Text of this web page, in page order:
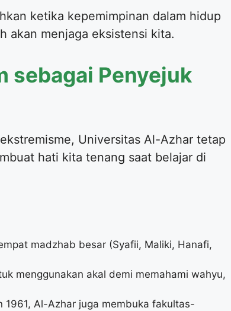
ketika kepemimpinan dalam hidup
akan menjaga eksistensi kita.
sebagai Penyejuk
Universitas Al-Azhar tetap
hati kita tenang saat belajar di
madzhab besar (Syafii, Maliki, Hanafi,
menggunakan akal demi memahami wahyu,
Al-Azhar juga membuka fakultas-